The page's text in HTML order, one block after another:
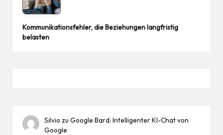
Kommunikationsfehler, die Beziehungen langfristig
belasten
Silvio zuGoogle Bard: Intelligenter KI-Chat von
Google